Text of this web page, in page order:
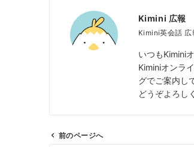
Kimini 広報
Kimini英会話 広
いつもKimini
Kiminiオンラ
グでご案内し
どうぞよろし
前のページへ